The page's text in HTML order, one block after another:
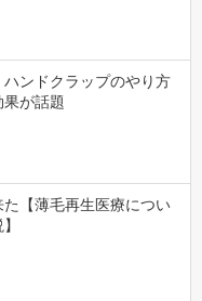
ハンドクラップのやり方
が話題
【薄毛再生医療につい